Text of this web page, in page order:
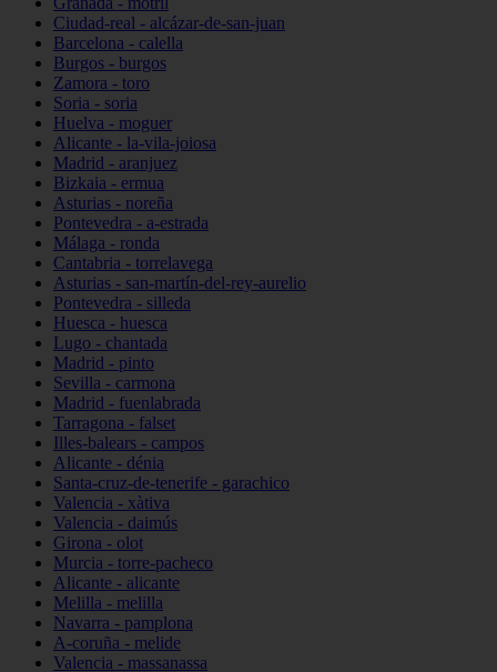
Ciudad-real - alcázar-de-san-juan
Barcelona - calella
Burgos - burgos
Zamora - toro
Soria - soria
Huelva - moguer
Alicante - la-vila-joiosa
Madrid - aranjuez
Bizkaia - ermua
Asturias - noreña
Pontevedra - a-estrada
Málaga - ronda
Cantabria - torrelavega
Asturias - san-martín-del-rey-aurelio
Pontevedra - silleda
Huesca - huesca
Lugo - chantada
Madrid - pinto
Sevilla - carmona
Madrid - fuenlabrada
Tarragona - falset
Illes-balears - campos
Alicante - dénia
Santa-cruz-de-tenerife - garachico
Valencia - xàtiva
Valencia - daimús
Girona - olot
Murcia - torre-pacheco
Alicante - alicante
Melilla - melilla
Navarra - pamplona
A-coruña - melide
Valencia - massanassa